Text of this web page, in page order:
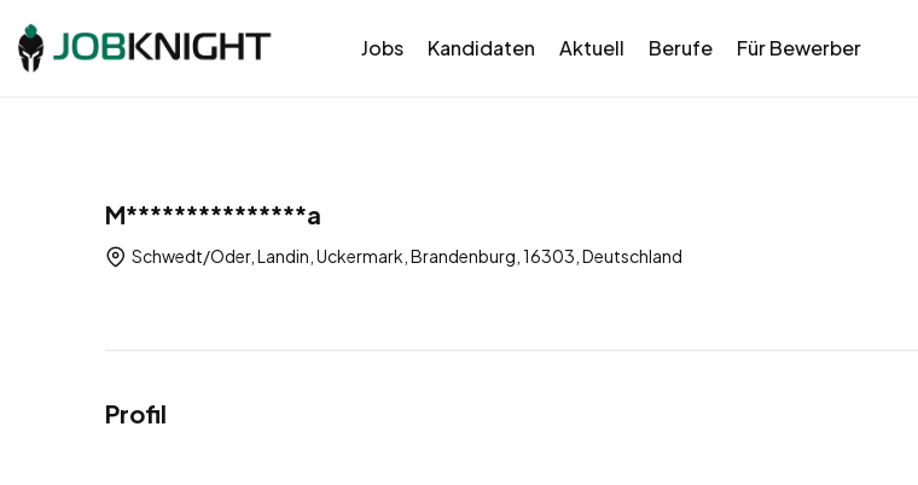
Jobs Kandidaten Aktuell Berufe Für Bewerber
M***************a
Schwedt/Oder, Landin, Uckermark, Brandenburg, 16303, Deutschland
Profil